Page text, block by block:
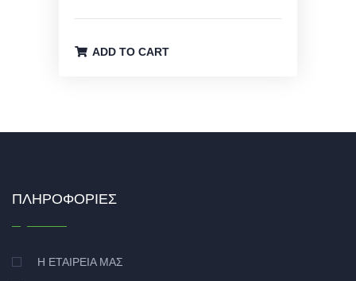
ADD TO CART
ΠΛΗΡΟΦΟΡΊΕΣ
Η ΕΤΑΙΡΕΊΑ ΜΑΣ